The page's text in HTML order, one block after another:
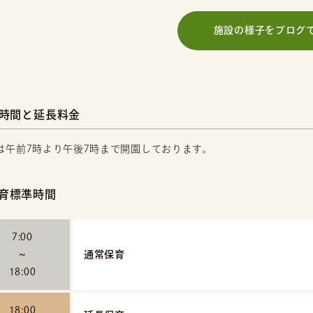
施設の様子をブログ
間と延長料金
午前7時より午後7時まで開園しております。
標準時間
7:00
~
18:00
通常保育
18:00